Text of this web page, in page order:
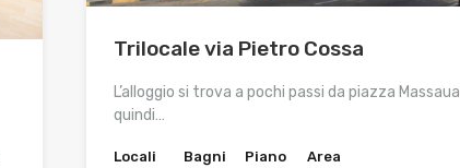
Trilocale via Pietro Cossa
L’alloggio si trova a pochi passi da piazza Massaua
quindi…
Locali Bagni Piano Area